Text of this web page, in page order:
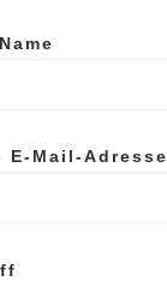
E-Mail-Adresse